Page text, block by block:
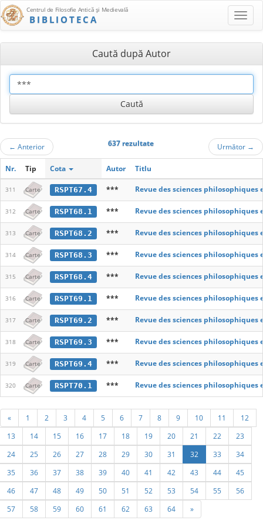
Centrul de Filosofie Antică şi Medievală
BIBLIOTECA
Caută după Autor
← Anterior 637 rezultate Următor →
Nr. Tip Cota Autor Titlu
311 Carte RSPT67.4 *** Revue des sciences philosophiques
312 Carte RSPT68.1 *** Revue des sciences philosophiques
313 Carte RSPT68.2 *** Revue des sciences philosophiques
314 Carte RSPT68.3 *** Revue des sciences philosophiques
315 Carte RSPT68.4 *** Revue des sciences philosophiques
316 Carte RSPT69.1 *** Revue des sciences philosophiques
317 Carte RSPT69.2 *** Revue des sciences philosophiques
318 Carte RSPT69.3 *** Revue des sciences philosophiques
319 Carte RSPT69.4 *** Revue des sciences philosophiques
320 Carte RSPT70.1 *** Revue des sciences philosophiques
« 1 2 3 4 5 6 7 8 9 10 11
12
13
14 15 16 17 18 19 20 21 22
23
24
25 26 27 28 29 30 31 32 33
34
35
36 37 38 39 40 41 42 43 44
45
46
47 48 49 50 51 52 53 54 55
56
57
58 59 60 61 62 63 64 »